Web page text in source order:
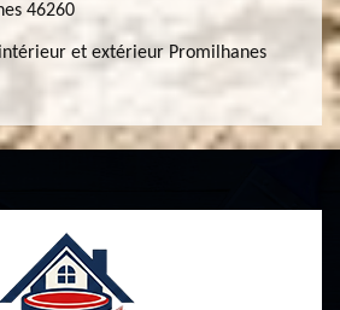
46260
et extérieur Promilhanes